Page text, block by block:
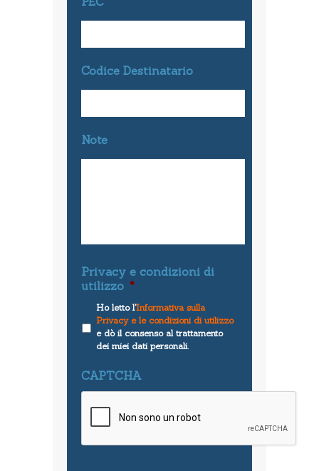
Codice Destinatario
Note
Privacy e condizioni di
utilizzo *
Ho letto l'Informativa sulla
Privacy e le condizioni di utilizzo
e dò il consenso al trattamento
dei miei dati personali.
CAPTCHA